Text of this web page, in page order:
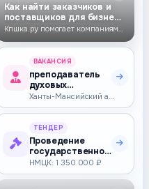
Как найти заказчиков и
поставщиков для бизнеса
на Кпшка…
Кпшка.ру помогает компаниям находить заказчиков, поставщиков и подрядч…
ВАКАНСИЯ
преподаватель
духовых
инструментов
Ханты-Мансийский автономный округ - Югра — 60 000–100 000 ₽
ТЕНДЕР
Проведение
государственной
историко-
культурной
эксперти…
НМЦК: 1 350 000 ₽